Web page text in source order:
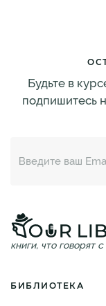
Будьте в
подпишитесь
книги, что говорят
БИБЛИОТЕКА